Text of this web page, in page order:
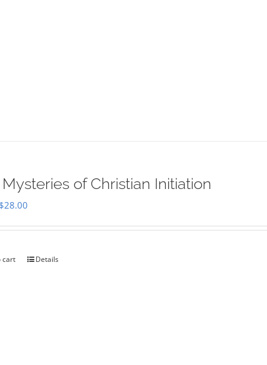
of Christian Initiation
Original
$28.00
$28.00.
cart Details